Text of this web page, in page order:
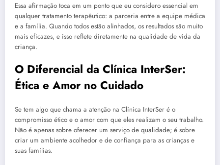
Essa afirmação toca em um ponto que eu considero essencial em
qualquer tratamento terapêutico: a parceria entre a equipe médica
e a família. Quando todos estão alinhados, os resultados são muito
mais eficazes, e isso reflete diretamente na qualidade de vida da
criança.
O Diferencial da Clínica InterSer:
Ética e Amor no Cuidado
Se tem algo que chama a atenção na Clínica InterSer é o
compromisso ético e o amor com que eles realizam o seu trabalho.
Não é apenas sobre oferecer um serviço de qualidade; é sobre
criar um ambiente acolhedor e de confiança para as crianças e
suas famílias.